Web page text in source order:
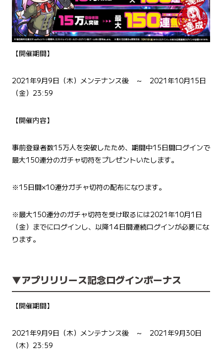
【開催期間】
2021年9月9日（木）メンテナンス後 ～ 2021年10月15日
（金）23:59
【開催内容】
事前登録者数15万人を突破したため、期間中15日間ログインで
最大150連分のガチャ切符をプレゼントいたします。
※15日間×10連分ガチャ切符の配布になります。
※最大150連分のガチャ切符を受け取るには2021年10月1日
（金）までにログインし、以降14日間連続ログインが必要にな
ります。
▼アプリリリース記念ログインボーナス
【開催期間】
2021年9月9日（木）メンテナンス後 ～ 2021年9月30日
（木）23:59